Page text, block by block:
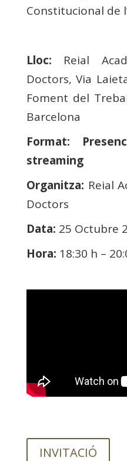
Constitucional de
Lloc: Reial
Doctors, Via
Foment del
Barcelona
Format:
streaming
Organitza: Reial
Doctors
Data: 25 Octubre
Hora: 18:30 h –
INVITACIÓ